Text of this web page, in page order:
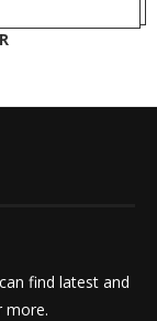
find latest and
more.